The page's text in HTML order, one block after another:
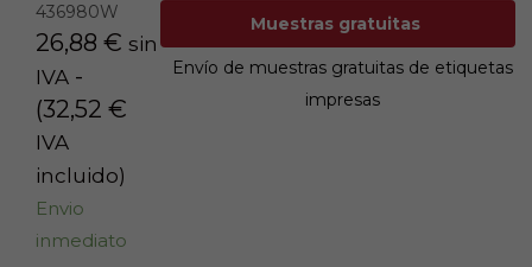
436980W
26,88 € sin
IVA -
(32,52 €
IVA
incluido)
Envio
inmediato
Muestras gratuitas
Envío de muestras gratuitas de etiquetas
impresas